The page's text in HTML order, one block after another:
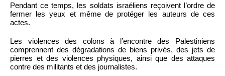
Pendant ce temps, les soldats israéliens reçoivent l’ordre de
fermer les yeux et même de protéger les auteurs de ces
actes.
Les violences des colons à l’encontre des Palestiniens
comprennent des dégradations de biens privés, des jets de
pierres et des violences physiques, ainsi que des attaques
contre des militants et des journalistes.